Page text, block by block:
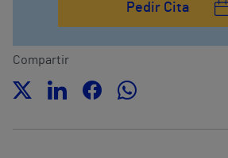
Pedir Cita
Compartir